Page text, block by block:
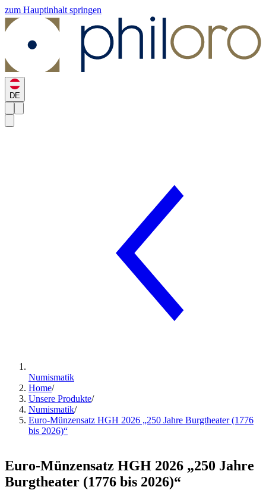
zum Hauptinhalt springen
DE
Numismatik
Home/
Unsere Produkte/
Numismatik/
Euro-Münzensatz HGH 2026 „250 Jahre Burgtheater (1776
bis 2026)“
Euro-Münzensatz HGH 2026 „250 Jahre
Burgtheater (1776 bis 2026)“